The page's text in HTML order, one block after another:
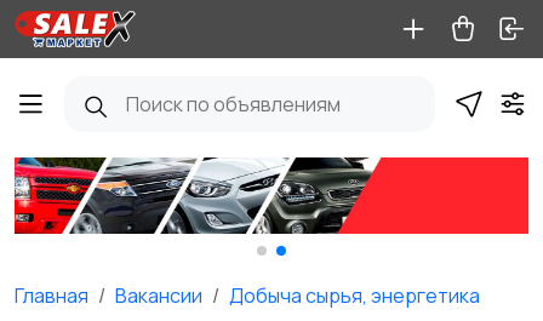
Главная Вакансии Добыча сырья, энергетика